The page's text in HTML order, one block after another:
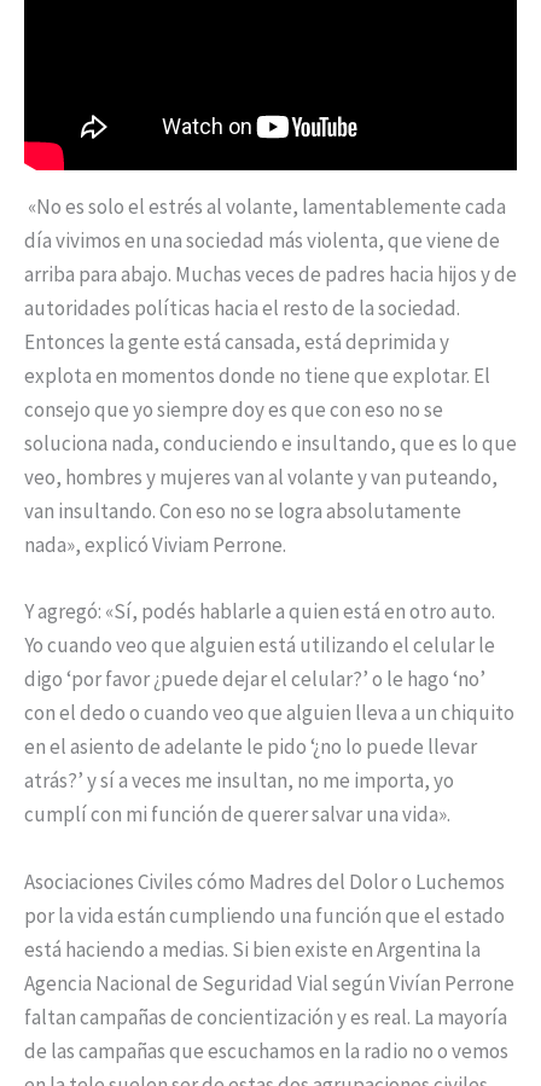
«No es solo el estrés al volante, lamentablemente cada
día vivimos en una sociedad más violenta, que viene de
arriba para abajo. Muchas veces de padres hacia hijos y de
autoridades políticas hacia el resto de la sociedad.
Entonces la gente está cansada, está deprimida y
explota en momentos donde no tiene que explotar. El
consejo que yo siempre doy es que con eso no se
soluciona nada, conduciendo e insultando, que es lo que
veo, hombres y mujeres van al volante y van puteando,
van insultando. Con eso no se logra absolutamente
nada», explicó Viviam Perrone.
Y agregó: «Sí, podés hablarle a quien está en otro auto.
Yo cuando veo que alguien está utilizando el celular le
digo ‘por favor ¿puede dejar el celular?’ o le hago ‘no’
con el dedo o cuando veo que alguien lleva a un chiquito
en el asiento de adelante le pido ‘¿no lo puede llevar
atrás?’ y sí a veces me insultan, no me importa, yo
cumplí con mi función de querer salvar una vida».
Asociaciones Civiles cómo Madres del Dolor o Luchemos
por la vida están cumpliendo una función que el estado
está haciendo a medias. Si bien existe en Argentina la
Agencia Nacional de Seguridad Vial según Vivían Perrone
faltan campañas de concientización y es real. La mayoría
de las campañas que escuchamos en la radio no o vemos